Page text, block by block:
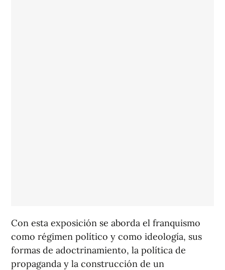
Con esta exposición se aborda el franquismo
como régimen político y como ideología, sus
formas de adoctrinamiento, la política de
propaganda y la construcción de un